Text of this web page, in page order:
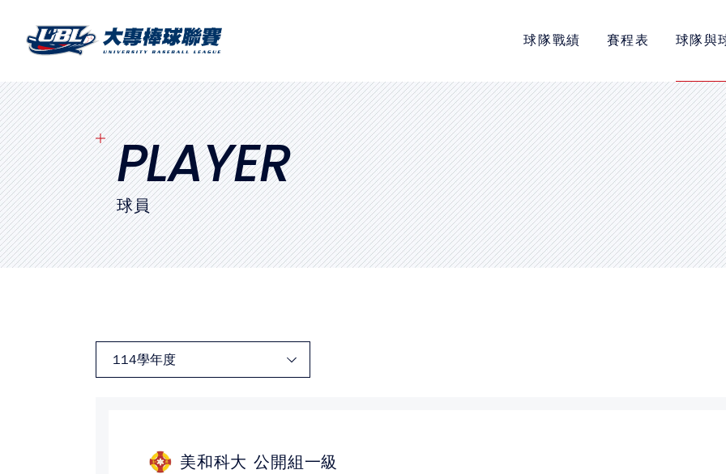
球隊戰績 賽程表 球隊與
SITEMAP
首頁
球隊戰績
賽程表
球隊與球員
裁判
最新消息
隱私權政策
網站使用條款
LINK
教育部體育署
中華民國大專院校體育總會
PLAYER
球員
美和科大 公開組一級